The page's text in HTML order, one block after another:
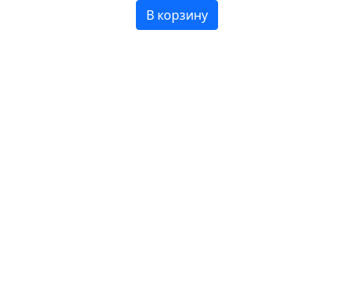
В корзину